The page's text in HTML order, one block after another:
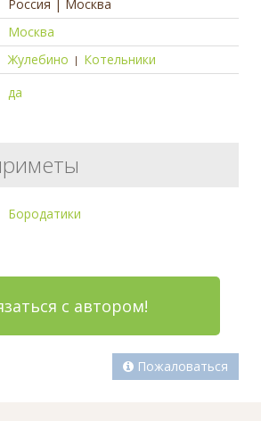
Россия | Москва
Москва
Жулебино | Котельники
да
Бородатики
с автором!
Пожаловаться